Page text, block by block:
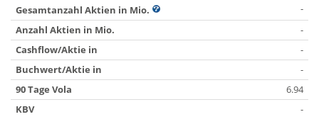
Gesamtanzahl Aktien in Mio.
-
Anzahl Aktien in Mio.
-
Cashflow/Aktie in
-
Buchwert/Aktie in
-
90 Tage Vola
6.94
KBV
-